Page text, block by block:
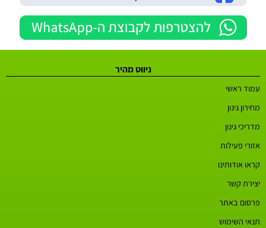
ניווט מהיר
עמוד ראשי
מחירון גינון
מדריכי גינון
אזורי פעילות
קראו אודותינו
יצירת קשר
פרסום באתר
תנאי השימוש